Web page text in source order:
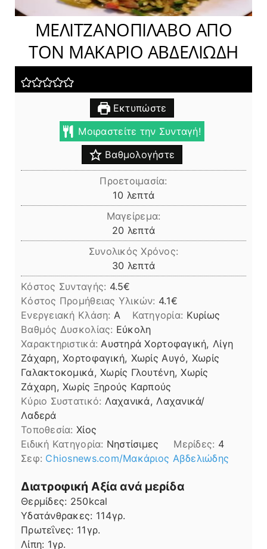
ΜΕΛΙΤΖΑΝΟΠΙΛΑΒΟ ΑΠΟ
ΤΟΝ ΜΑΚΑΡΙΟ ΑΒΔΕΛΙΩΔΗ
Εκτυπώστε
Μοιραστείτε την Συνταγή!
Βαθμολογήστε
Προετοιμασία:
10 λεπτά
λεπτά
Μαγείρεμα:
20 λεπτά
λεπτά
Συνολικός Χρόνος:
30 λεπτά
λεπτά
Κόστος Συνταγής: 4.5€
Kόστος Προμήθειας Υλικών: 4.1
Ενεργειακή Κλάση: A Κατηγορία: Κυρίως
Βαθμός Δυσκολίας: Εύκολη
Χαρακτηριστικά: Αυστηρά Χορτοφαγική, Λίγη
Ζάχαρη, Χορτοφαγική, Χωρίς Αυγό, Χωρίς
Γαλακτοκομικά, Χωρίς Γλουτένη, Χωρίς
Ζάχαρη, Χωρίς Ξηρούς Καρπούς
Kύριο Συστατικό: Λαχανικά, Λαχανικά/
Λαδερά
Τοποθεσία: Χίος
Ειδική Κατηγορία: Νηστίσιμες Μερίδες: 4
Σεφ: Chiosnews.com/Μακάριος Αβδελιώδης
Διατροφική Αξία ανά μερίδα
Θερμίδες: 250kcal
Υδατάνθρακες: 114γρ.
Πρωτεΐνες: 11γρ.
Λίπη
Λίπη: 1γρ.